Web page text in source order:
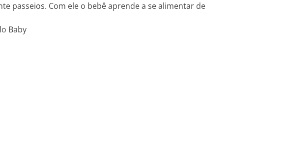
passeios. Com ele o bebê aprende a se alimentar de
Baby